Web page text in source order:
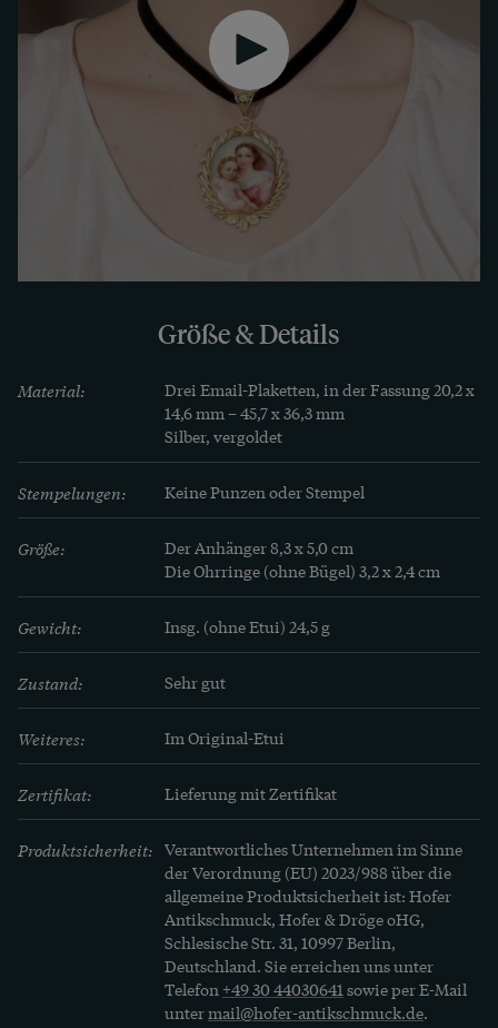
Gehalten werden die feinen Email-Plaketten von
ungewöhnlichen Rahmen aus vergoldetem
Silberfiligran. Diese feinen Handarbeiten sind
ornamental und raumgreifend, doch zugleich
sehr leicht, sodass sie sich selbst am Ohr
angenehm tragen.
Wir konnten die schöne Demi-Parure in ihrem
originalen antiken Etui in London entdecken.
Größe & Details
Material:
Drei Email-Plaketten, in der Fassung 20,2 x
14,6 mm – 45,7 x 36,3 mm
Silber, vergoldet
Stempelungen: Keine Punzen oder Stempel
Größe:
Der Anhänger 8,3 x 5,0 cm
Die Ohrringe (ohne Bügel) 3,2 x 2,4 cm
Gewicht: Insg. (ohne Etui) 24,5 g
Zustand: Sehr gut
Weiteres: Im Original-Etui
Zertifikat: Lieferung mit Zertifikat
Produktsicherheit: Verantwortliches Unternehmen im Sinne
der Verordnung (EU) 2023/988 über die
allgemeine Produktsicherheit ist: Hofer
Antikschmuck, Hofer & Dröge oHG,
Schlesische Str. 31, 10997 Berlin,
Deutschland. Sie erreichen uns unter
Telefon +49 30 44030641sowie per E-Mail
untermail@hofer-antikschmuck.de.